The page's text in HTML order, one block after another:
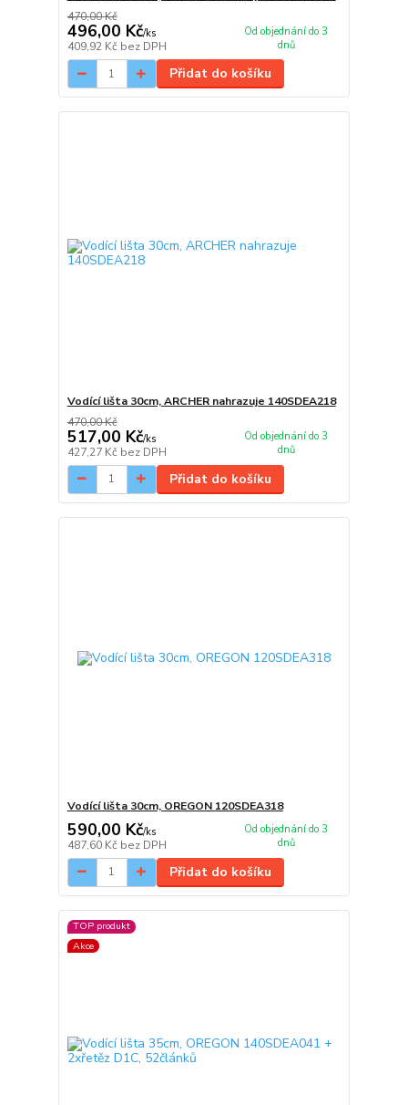
470,00 Kč
496,00 Kč/ks
409,92 Kč bez DPH
Od objednání do 3
dnů
Přidat do košíku
Vodící lišta 30cm, ARCHER nahrazuje 140SDEA218
470,00 Kč
517,00 Kč/ks
427,27 Kč bez DPH
Od objednání do 3
dnů
Přidat do košíku
Vodící lišta 30cm, OREGON 120SDEA318
590,00 Kč/ks
487,60 Kč bez DPH
Od objednání do 3
dnů
Přidat do košíku
TOP produkt
Akce